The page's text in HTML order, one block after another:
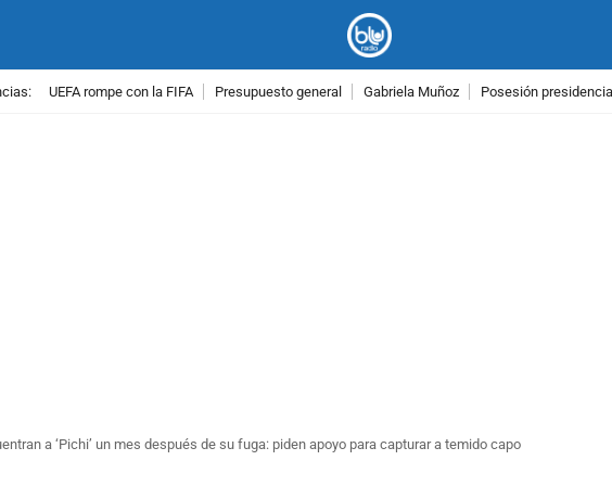
UEFA rompe con la FIFA Presupuesto general Gabriela Muñoz Posesión
a ‘Pichi’ un mes después de su fuga: piden apoyo para capturar a temido capo